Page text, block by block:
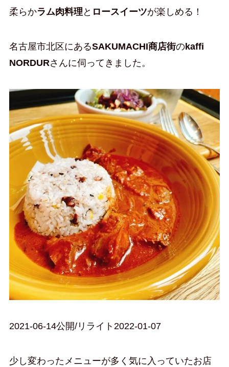
柔らかラム肉料理 と ロースイーツが楽しめる！
名古屋市北区にあるSAKUMACHI商店街のkaffi
NORDURさんに伺ってきました。
2021-06-14公開/リライト2022-01-07
少し変わったメニューが多く気に入っていたお店